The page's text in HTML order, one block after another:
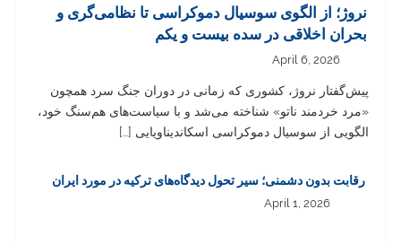
نروژ؛ از الگوی سوسیال دموکراسی تا نظامی‌گری و
بحران اخلاقی در سده بیست و یکم
April 6, 2026
پیش‌گفتار نروژ، کشوری که زمانی در دوران جنگ سرد همچون
«مرد خردمند ناتو» شناخته می‌شد و با سیاست‌های هم‌سنگ خود،
الگویی از سوسیال دموکراسی اسکاندیناویایی […]
رقابت بدون دشمنی؛ سیر تحول دیدگاه‌های ترکیه در مورد ایران
April 1, 2026